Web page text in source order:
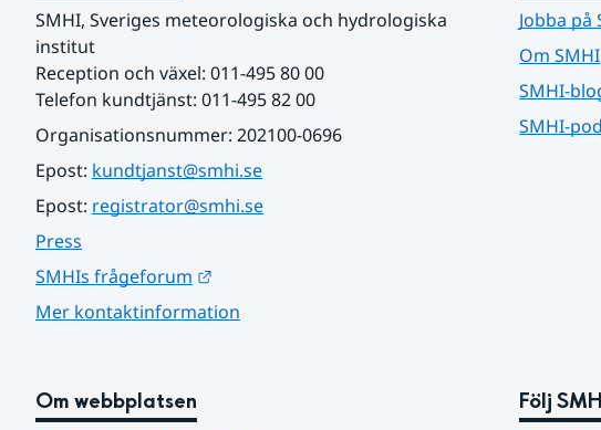
SMHI, Sveriges meteorologiska och hydrologiska
institut
Reception och växel: 011-495 80 00
Telefon kundtjänst: 011-495 82 00
Organisationsnummer: 202100-0696
Epost: kundtjanst@smhi.se
Epost: registrator@smhi.se
Press
SMHIs frågeforum
Mer kontaktinformation
Jobba på
Om SMHI
SMHI-
SMHI-
Om webbplatsen Följ